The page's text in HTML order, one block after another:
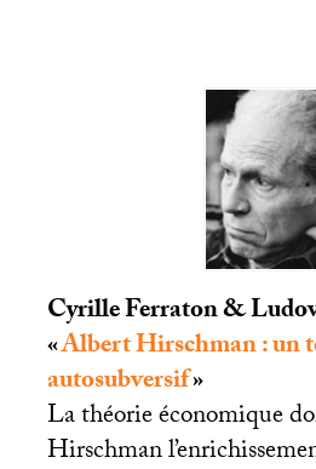
Cyrille Ferraton &
«Albert Hirschman : un
autosubversif»
La théorie économique
Hirschman